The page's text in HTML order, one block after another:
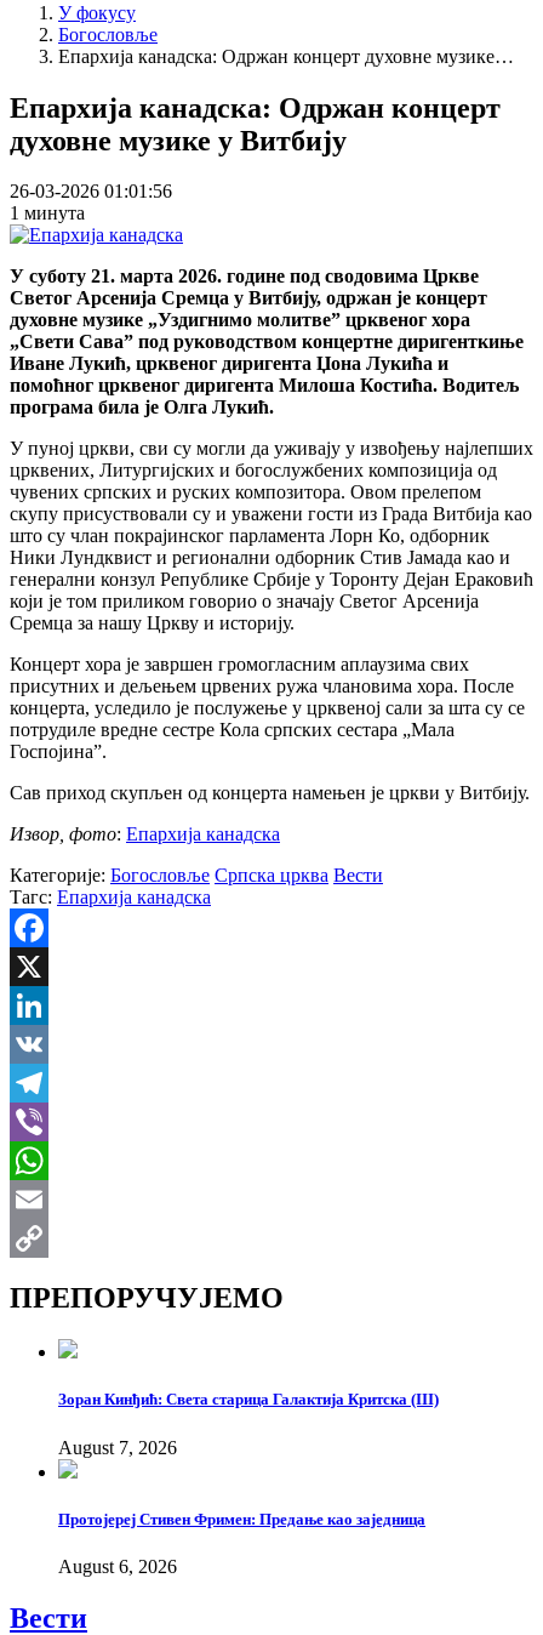
У фокусу
Богословље
Епархија канадска: Одржан концерт духовне музике…
Епархија канадска: Одржан концерт
духовне музике у Витбију
26-03-2026 01:01:56
1 минута
У суботу 21. марта 2026. године под сводовима Цркве
Светог Арсенија Сремца у Витбију, одржан је концерт
духовне музике „Уздигнимо молитве” црквеног хора
„Свети Сава” под руководством концертне диригенткиње
Иване Лукић, црквеног диригента Џона Лукића и
помоћног црквеног диригента Милоша Костића. Водитељ
програма била је Олга Лукић.
У пуној цркви, сви су могли да уживају у извођењу најлепших
црквених, Литургијских и богослужбених композиција од
чувених српских и руских композитора. Овом прелепом
скупу присуствовали су и уважени гости из Града Витбија као
што су члан покрајинског парламента Лорн Ко, одборник
Ники Лундквист и регионални одборник Стив Јамада као и
генерални конзул Републике Србије у Торонту Дејан Ераковић
који је том приликом говорио о значају Светог Арсенија
Сремца за нашу Цркву и историју.
Концерт хора је завршен громогласним аплаузима свих
присутних и дељењем црвених ружа члановима хора. После
концерта, уследило је послужење у црквеној сали за шта су се
потрудиле вредне сестре Кола српских сестара „Мала
Госпојина”.
Сав приход скупљен од концерта намењен је цркви у Витбију.
Извор, фото: Епархија канадска
Категорије: Богословље Српска црква Вести
Тагс: Епархија канадска
Facebook
X
LinkedIn
VK
Telegram
Viber
WhatsApp
Email
ПРЕПОРУЧУЈЕМО
Зоран Кинђић: Света старица Галактија Критска (III)
August 7, 2026
Протојереј Стивен Фримен: Предање као заједница
August 6, 2026
Вести